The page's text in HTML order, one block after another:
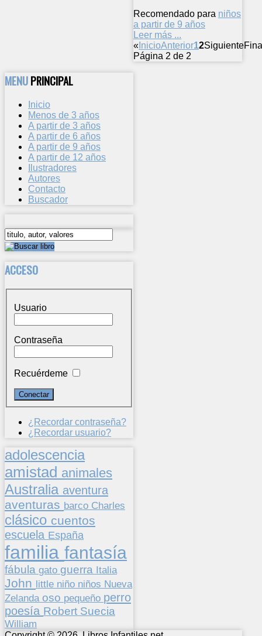
Recomendado para niños
a partir de 9 años
Leer más ...
« InicioAnterior12Siguiente
Página 2 de 2
MENUPRINCIPAL
Inicio
Menos de 3 años
A partir de 3 años
A partir de 6 años
A partir de 9 años
A partir de 12 años
Ilustradores
Autores
Contacto
Buscador
ACCESO
Usuario
Contraseña
Recuérdeme
¿Recordar contraseña?
¿Recordar usuario?
adolescencia
amistad animales
Australia aventura
aventuras barco Charles
clásico cuentos
escuela España
familia fantasía
fábula gato guerra Italia
John little niño niños Nueva
Zelanda oso pequeño perro
poesía Robert Suecia
William